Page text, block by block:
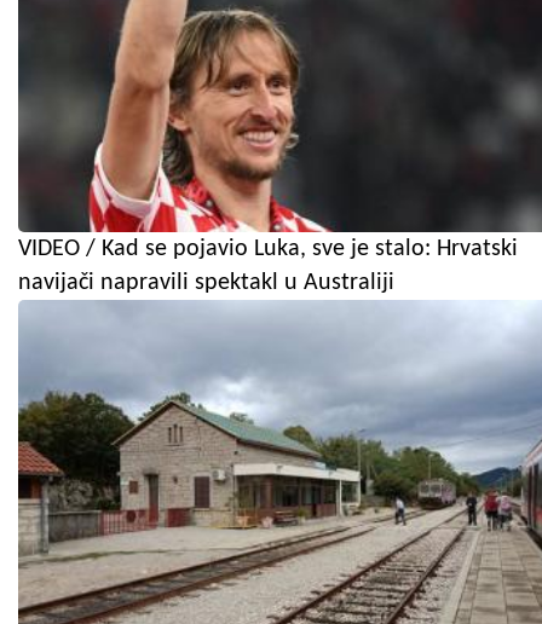
VIDEO / Kad se pojavio Luka, sve je stalo: Hrvatski
navijači napravili spektakl u Australiji